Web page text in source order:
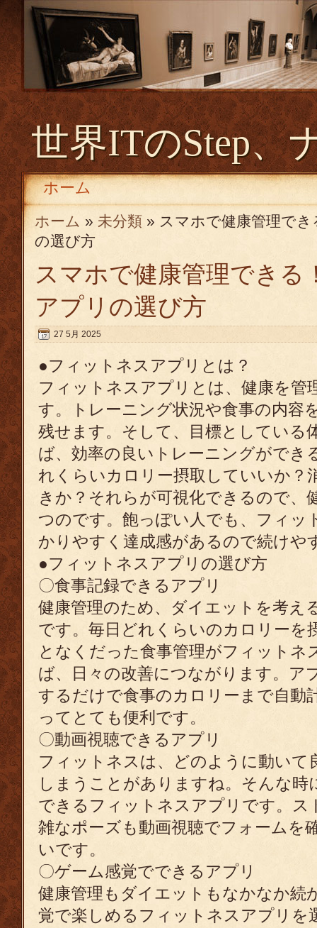
世界ITのStep、
ホーム
ホーム » 未分類 » スマホで健康管理で
の選び方
スマホで健康管理できる
アプリの選び方
27 5月 2025
●フィットネスアプリとは？
フィットネスアプリとは、健康を管
す。トレーニング状況や食事の内容
残せます。そして、目標としている
ば、効率の良いトレーニングができ
れくらいカロリー摂取していいか？
きか？それらが可視化できるので、
つのです。飽っぽい人でも、フィッ
かりやすく達成感があるので続けや
●フィットネスアプリの選び方
〇食事記録できるアプリ
健康管理のため、ダイエットを考え
です。毎日どれくらいのカロリーを
となくだった食事管理がフィットネ
ば、日々の改善につながります。ア
するだけで食事のカロリーまで自動
ってとても便利です。
〇動画視聴できるアプリ
フィットネスは、どのように動いて
しまうことがありますね。そんな時
できるフィットネスアプリです。ス
雑なポーズも動画視聴でフォームを
いです。
〇ゲーム感覚でできるアプリ
健康管理もダイエットもなかなか続
覚で楽しめるフィットネスアプリを